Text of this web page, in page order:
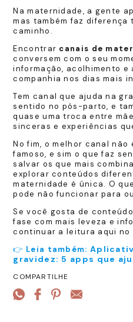
Na maternidade, a gente
mas também faz
caminho.
Encontrar canais de
conversem com o seu
informação, acolhimento e
companhia nos dias mais
Tem canal que ajuda na
sentido no pós-parto, e
quase uma troca entre
sinceras e experiências
No fim, o melhor canal
famoso, e sim o que faz
salvar os que mais
explorar conteúdos
maternidade é única. O
pode não funcionar para
Se você gosta de
fase com mais leveza e
continuar a leitura aqui no
👉 Leia também:
gravidez: 5 apps que
COMPARTILHE